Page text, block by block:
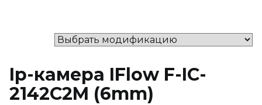
Ip-камера IFlow F-IC-
2142C2M (6mm)